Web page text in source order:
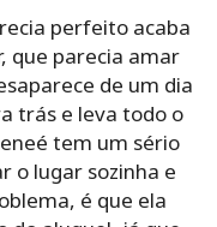
perfeito acaba
que parecia amar
de um dia
trás e leva todo o
tem um sério
o lugar sozinha e
é que ela